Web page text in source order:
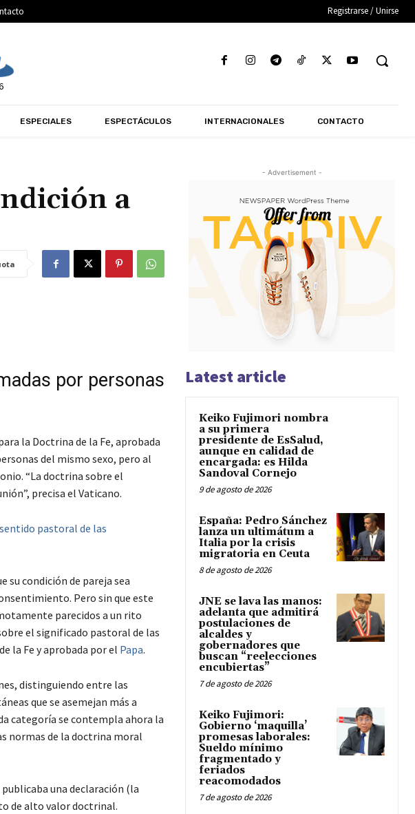
Registrarse / Unirse
ESPECIALES ESPECTÁCULOS INTERNACIONALES CONTACTO
a
por personas
la Doctrina de la Fe, aprobada
del mismo sexo, pero al
“La doctrina sobre el
precisa el Vaticano.
pastoral de las
su condición de pareja sea
Pero sin que este
parecidos a un rito
el significado pastoral de las
la Fe y aprobada por el Papa.
distinguiendo entre las
que se asemejan más a
categoría se contempla ahora la
normas de la doctrina moral
una declaración (la
de alto valor doctrinal.
- Advertisement -
Latest article
Keiko Fujimori nombra
a su primera
presidente de EsSalud,
aunque en calidad de
encargada: es Hilda
Sandoval Cornejo
9 de agosto de 2026
España: Pedro Sánchez
lanza un ultimátum a
Italia por la crisis
migratoria en Ceuta
8 de agosto de 2026
JNE se lava las manos:
adelanta que admitirá
postulaciones de
alcaldes y
gobernadores que
buscan “reelecciones
encubiertas”
7 de agosto de 2026
Keiko Fujimori:
Gobierno ‘maquilla’
promesas laborales:
Sueldo mínimo
fragmentado y
feriados
reacomodados
7 de agosto de 2026